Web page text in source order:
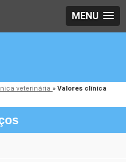
MENU
veterinária»Valores clínica